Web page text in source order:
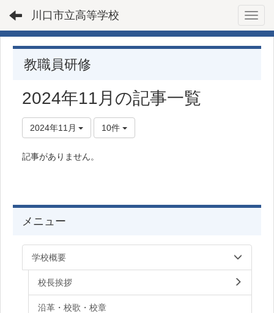
川口市立高等学校
教職員研修
2024年11月の記事一覧
2024年11月 10件
記事がありません。
メニュー
学校概要
校長挨拶
沿革・校歌・校章